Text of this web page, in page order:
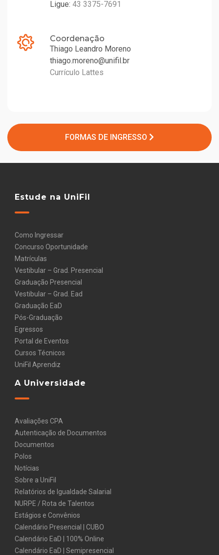
Ligue: 43 3375-7691
Coordenação
Thiago Leandro Moreno
thiago.moreno@unifil.br
Currículo Lattes
FORMAS DE INGRESSO
Estude na UniFil
Como Ingressar
Concurso Oportunidade
Matrículas
Vestibular – Grad. Presencial
Graduação Presencial
Vestibular – Grad. Ead
Graduação EaD
Pós-Graduação
Egressos
Portal de Eventos
Cursos Técnicos
UniFil Aprendiz
A Universidade
Avaliações CPA
Autenticação de Documentos
Documentos
Polos
Notícias
Sobre a UniFil
Relatórios de Igualdade Salarial
NURPE / Rota de Talentos
Estágios e Convênios
Calendário Presencial | CUBO
Calendário EaD | 100% Online
Calendário EaD | Semipresencial